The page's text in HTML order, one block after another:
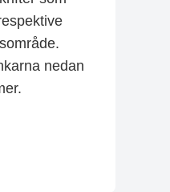
nedan